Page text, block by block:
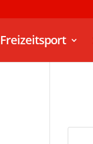
Freizeitsport